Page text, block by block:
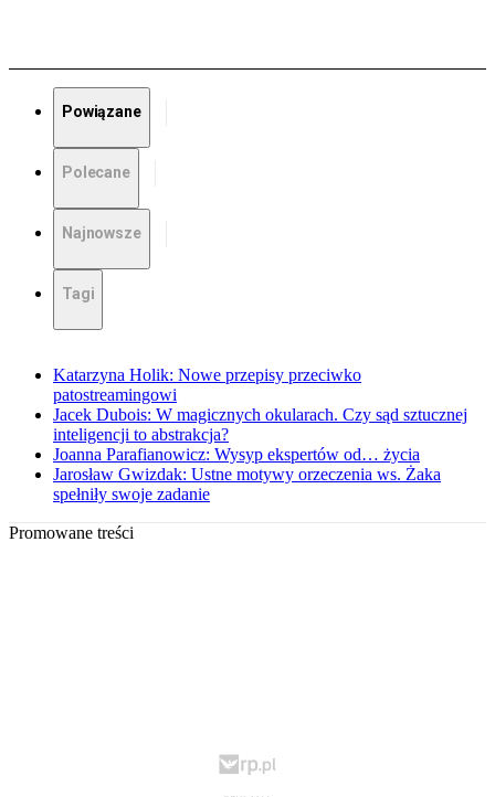
Powiązane
Polecane
Najnowsze
Tagi
Katarzyna Holik: Nowe przepisy przeciwko
patostreamingowi
Jacek Dubois: W magicznych okularach. Czy sąd sztucznej
inteligencji to abstrakcja?
Joanna Parafianowicz: Wysyp ekspertów od… życia
Jarosław Gwizdak: Ustne motywy orzeczenia ws. Żaka
spełniły swoje zadanie
Promowane treści